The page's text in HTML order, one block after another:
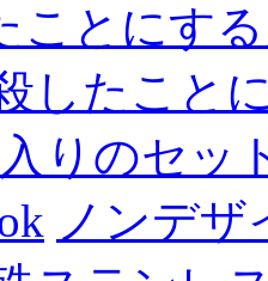
ことにす
したこと
りのセッ
ノンデザ